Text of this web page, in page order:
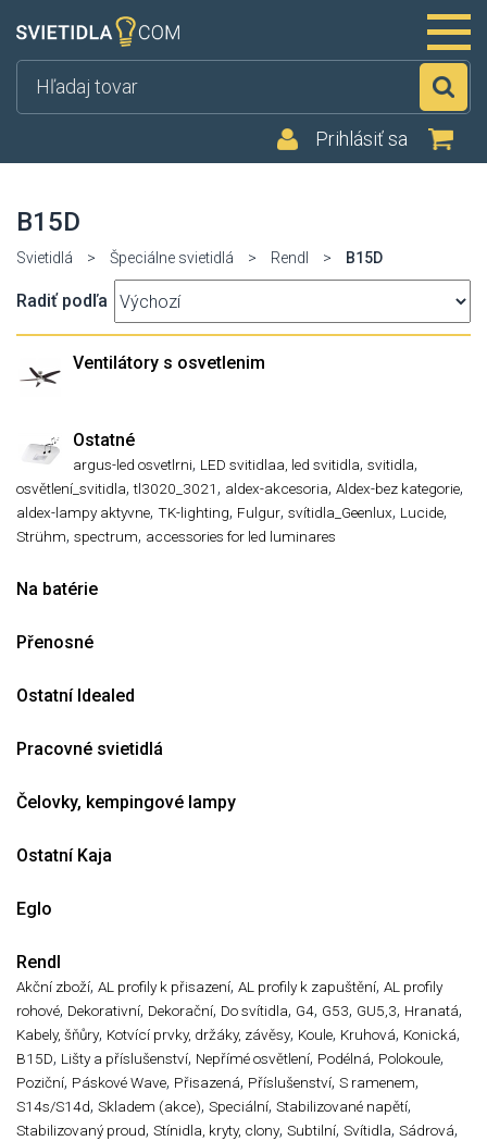
Prihlásiť sa
B15D
Svietidlá > Špeciálne svietidlá > Rendl > B15D
Radiť podľa
Ventilátory s osvetlenim
Ostatné
argus-led osvetlrni, LED svitidlaa, led svitidla, svitidla,
osvětlení_svitidla,tl3020_3021 , aldex-akcesoria, Aldex-bez kategorie,
aldex-lampy aktyvne, TK-lighting, Fulgur, svítidla_Geenlux, Lucide,
Strühm, spectrum, accessories for led luminares
Na batérie
Přenosné
Ostatní Idealed
Pracovné svietidlá
Čelovky, kempingové lampy
Ostatní Kaja
Eglo
Rendl
Akční zboží, AL profily k přisazení, AL profily k zapuštění, AL profily
rohové, Dekorativní, Dekorační, Do svítidla, G4, G53, GU5,3, Hranatá,
Kabely, šňůry, Kotvící prvky, držáky, závěsy, Koule, Kruhová, Konická,
B15D, Lišty a příslušenství, Nepřímé osvětlení, Podélná, Polokoule,
Poziční, Páskové Wave, Přisazená, Příslušenství, S ramenem,
S14s/S14d, Skladem (akce), Speciální, Stabilizované napětí,
Stabilizovaný proud, Stínidla, kryty, clony, Subtilní, Svítidla, Sádrová,